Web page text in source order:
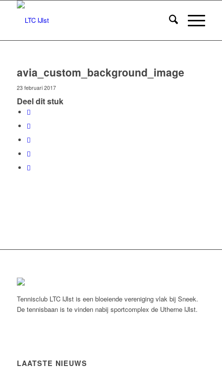
avia_custom_background_image
23 februari 2017
Deel dit stuk
Tennisclub LTC IJlst is een bloeiende vereniging vlak bij Sneek.
De tennisbaan is te vinden nabij sportcomplex de Utherne IJlst.
LAATSTE NIEUWS